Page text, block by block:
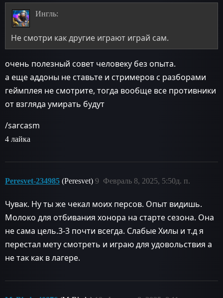
Ингль:
Не смотри как другие играют играй сам.
очень полезный совет человеку без опыта.
а еще аддоны не ставьте и стримеров с разборами
геймплея не смотрите, тогда вообще все противники
от взгляда умирать будут
/sarcasm
4 лайка
Peresvet-234985 (Peresvet) Февраль 8, 2025, 5:50д. п.
9
Чувак. Ну ты же чекал моих персов. Опыт видишь.
Молоко для отбивания хонора на старте сезона. Она
не сама цель.3-3 почти всегда. Слабые Хилы и т.д я
перестал мету смотреть и играю для удовольствия а
не так как в лагере.